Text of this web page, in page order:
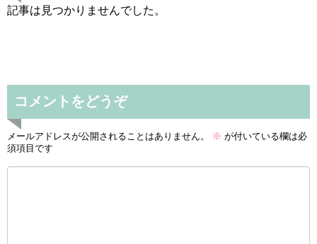
記事は見つかりませんでした。
コメントをどうぞ
メールアドレスが公開されることはありません。 ※ が付いている欄は必
須項目です